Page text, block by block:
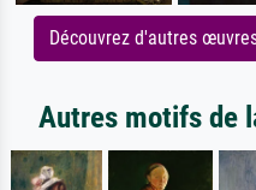
Découvrez d'autres
Autres motifs de